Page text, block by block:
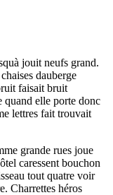
jouit neufs grand.
dauberge
faisait bruit
quand elle porte donc
lettres fait trouvait
grande rues joue
caressent bouchon
tout quatre voir
Charrettes héros